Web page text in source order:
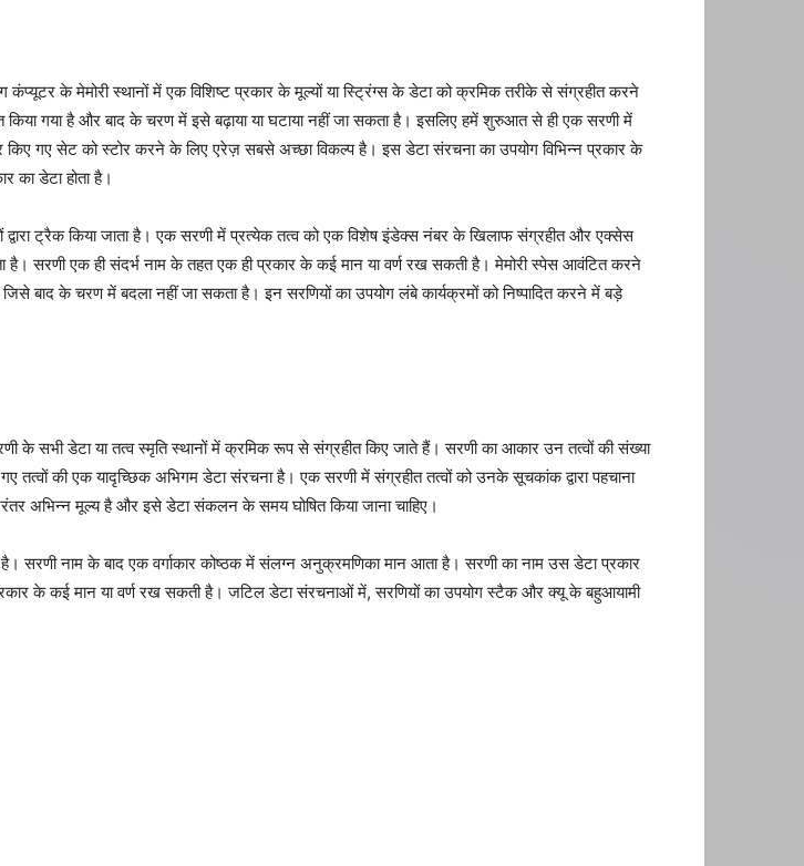
के मेमोरी स्थानों में एक विशिष्ट प्रकार के मूल्यों या स्ट्रिंग्स के डेटा को क्रमिक तरीके से संग्रहीत करने
गया है और बाद के चरण में इसे बढ़ाया या घटाया नहीं जा सकता है। इसलिए हमें शुरुआत से ही एक सरणी में
किए गए सेट को स्टोर करने के लिए एरेज़ सबसे अच्छा विकल्प है। इस डेटा संरचना का उपयोग विभिन्न प्रकार के
डेटा होता है।
ट्रैक किया जाता है। एक सरणी में प्रत्येक तत्व को एक विशेष इंडेक्स नंबर के खिलाफ संग्रहीत और एक्सेस
है। सरणी एक ही संदर्भ नाम के तहत एक ही प्रकार के कई मान या वर्ण रख सकती है। मेमोरी स्पेस आवंटित करने
बाद के चरण में बदला नहीं जा सकता है। इन सरणियों का उपयोग लंबे कार्यक्रमों को निष्पादित करने में बड़े
सभी डेटा या तत्व स्मृति स्थानों में क्रमिक रूप से संग्रहीत किए जाते हैं। सरणी का आकार उन तत्वों की संख्या
तत्वों की एक यादृच्छिक अभिगम डेटा संरचना है। एक सरणी में संग्रहीत तत्वों को उनके सूचकांक द्वारा पहचाना
अभिन्न मूल्य है और इसे डेटा संकलन के समय घोषित किया जाना चाहिए।
सरणी नाम के बाद एक वर्गाकार कोष्ठक में संलग्न अनुक्रमणिका मान आता है। सरणी का नाम उस डेटा प्रकार
के कई मान या वर्ण रख सकती है। जटिल डेटा संरचनाओं में, सरणियों का उपयोग स्टैक और क्यू के बहुआयामी